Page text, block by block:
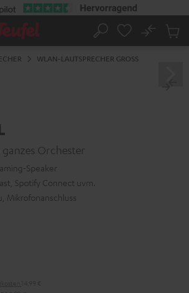
Suche
No
WLAN-LAUTSPRECHER GROSS
ganzes Orchester
Speaker
Spotify Connect uvm.
Mikrofonanschluss